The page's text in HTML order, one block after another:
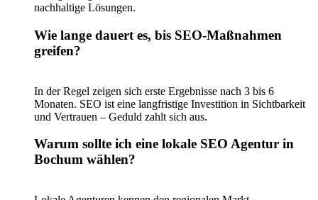
nachhaltige Lösungen.
Wie lange dauert es, bis SEO-Maßnahmen
greifen?
In der Regel zeigen sich erste Ergebnisse nach 3 bis 6
Monaten. SEO ist eine langfristige Investition in Sichtbarkeit
und Vertrauen – Geduld zahlt sich aus.
Warum sollte ich eine lokale SEO Agentur in
Bochum wählen?